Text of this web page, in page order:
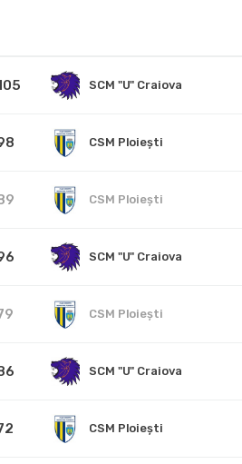
SCM "U" Craiova
CSM Ploiești
CSM Ploiești
SCM "U" Craiova
CSM Ploiești
SCM "U" Craiova
CSM Ploiești